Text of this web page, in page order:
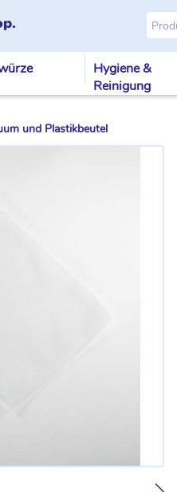
Hygiene &
Reinigung
und Plastikbeutel